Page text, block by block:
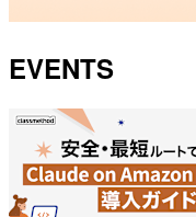
EVENTS